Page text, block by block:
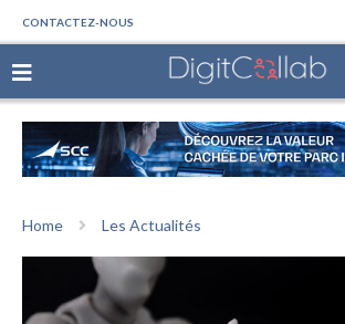
CONTACTEZ-NOUS
Home Les Actualités